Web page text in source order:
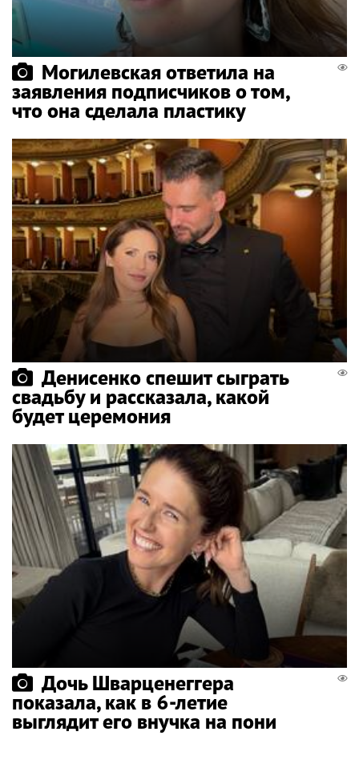
Могилевская ответила на
заявления подписчиков о том,
что она сделала пластику
Денисенко спешит сыграть
свадьбу и рассказала, какой
будет церемония
Дочь Шварценеггера
показала, как в 6-летие
выглядит его внучка на пони